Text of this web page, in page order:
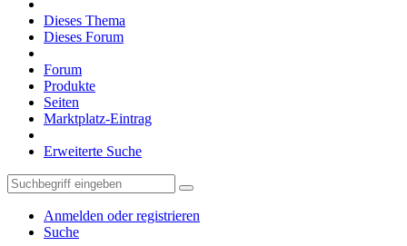
Dieses Thema
Dieses Forum
Forum
Produkte
Seiten
Marktplatz-Eintrag
Erweiterte Suche
Anmelden oder registrieren
Suche